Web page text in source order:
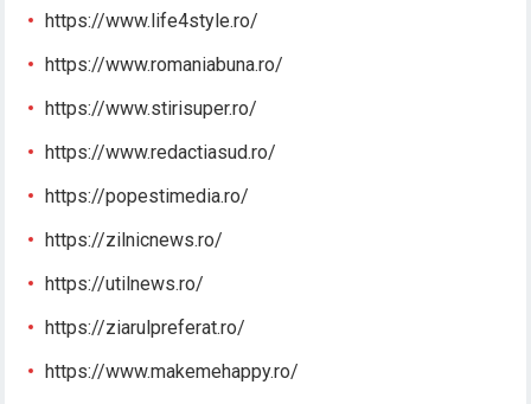
https://www.life4style.ro/
https://www.romaniabuna.ro/
https://www.stirisuper.ro/
https://www.redactiasud.ro/
https://popestimedia.ro/
https://zilnicnews.ro/
https://utilnews.ro/
https://ziarulpreferat.ro/
https://www.makemehappy.ro/